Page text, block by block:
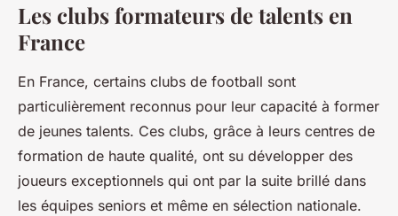
Les clubs formateurs de talents en
France
En France, certains clubs de football sont
particulièrement reconnus pour leur capacité à former
de jeunes talents. Ces clubs, grâce à leurs centres de
formation de haute qualité, ont su développer des
joueurs exceptionnels qui ont par la suite brillé dans
les équipes seniors et même en sélection nationale.